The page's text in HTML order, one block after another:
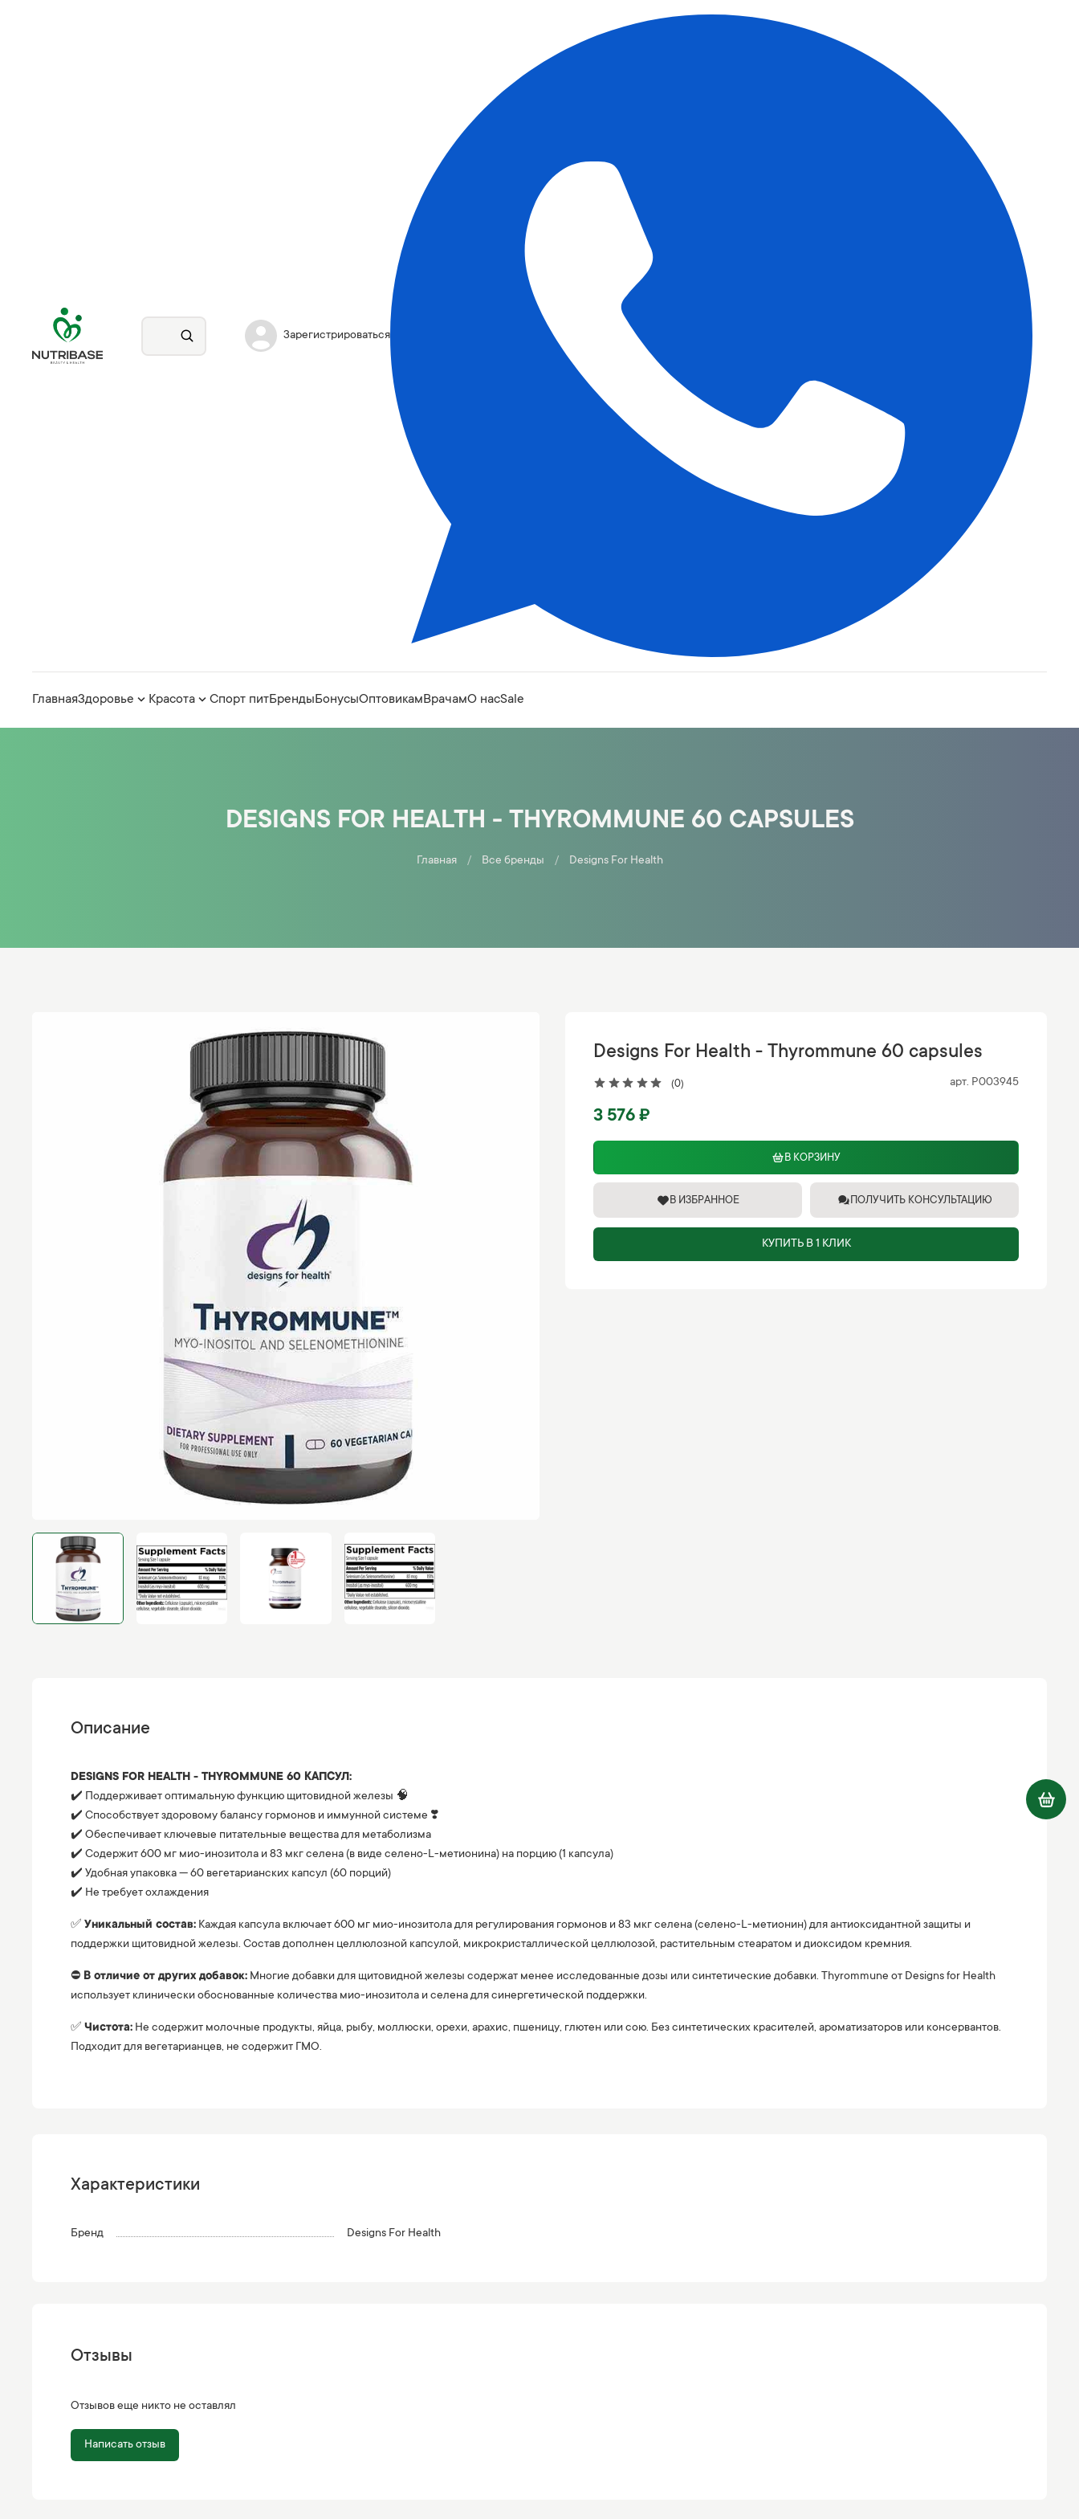
Зарегистрироваться
ГлавнаяЗдоровье Красота Спорт питБрендыБонусыОптовикамВрачамО насSale
DESIGNS FOR HEALTH - THYROMMUNE 60 CAPSULES
Главная Все бренды Designs For Health
(0) арт. P003945
Designs For Health - Thyrommune 60 capsules
3 576 ₽
В КОРЗИНУ
В ИЗБРАННОЕ ПОЛУЧИТЬ КОНСУЛЬТАЦИЮ
КУПИТЬ В 1 КЛИК
Описание
DESIGNS FOR HEALTH - THYROMMUNE 60 КАПСУЛ:
✔️ Поддерживает оптимальную функцию щитовидной железы 🧠
✔️ Способствует здоровому балансу гормонов и иммунной системе ❣️
✔️ Обеспечивает ключевые питательные вещества для метаболизма
✔️ Содержит 600 мг мио-инозитола и 83 мкг селена (в виде селено-L-метионина) на порцию (1 капсула)
✔️ Удобная упаковка — 60 вегетарианских капсул (60 порций)
✔️ Не требует охлаждения
✅ Уникальный состав: Каждая капсула включает 600 мг мио-инозитола для регулирования гормонов и 83 мкг селена (селено-L-метионин) для антиоксидантной защиты и
поддержки щитовидной железы. Состав дополнен целлюлозной капсулой, микрокристаллической целлюлозой, растительным стеаратом и диоксидом кремния.
⛔️ В отличие от других добавок: Многие добавки для щитовидной железы содержат менее исследованные дозы или синтетические добавки. Thyrommune от Designs for Health
использует клинически обоснованные количества мио-инозитола и селена для синергетической поддержки.
✅ Чистота: Не содержит молочные продукты, яйца, рыбу, моллюски, орехи, арахис, пшеницу, глютен или сою. Без синтетических красителей, ароматизаторов или консервантов.
Подходит для вегетарианцев, не содержит ГМО.
Характеристики
Бренд Designs For Health
Отзывы
Отзывов еще никто не оставлял
Написать отзыв